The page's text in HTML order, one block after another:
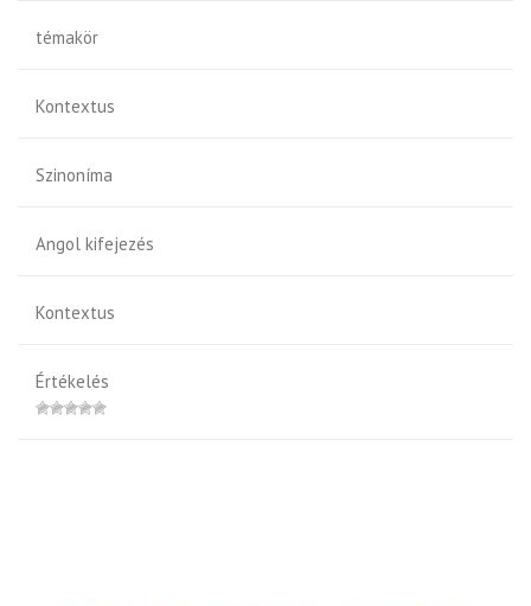
témakör
Kontextus
Szinoníma
Angol kifejezés
Kontextus
Értékelés